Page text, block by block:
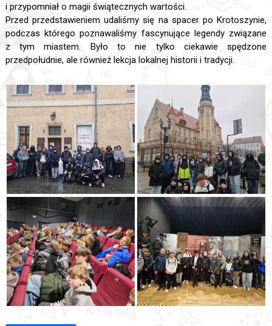
i przypomniał o magii świątecznych wartości.
Przed przedstawieniem udaliśmy się na spacer po Krotoszynie,
podczas którego poznawaliśmy fascynujące legendy związane
z tym miastem. Było to nie tylko ciekawie spędzone
przedpołudnie, ale również lekcja lokalnej historii i tradycji.